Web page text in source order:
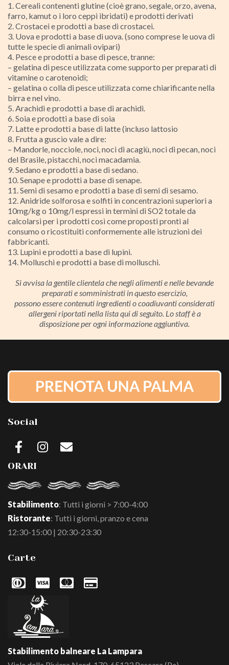
1. Cereali contenenti glutine (cioè grano, segale, orzo, avena,
farro, kamut o i loro ceppi ibridati) e prodotti derivati
2. Crostacei e prodotti a base di crostacei.
3. Uova e prodotti a base di uova. (sono comprese le uova di
tutte le specie di animali ovipari)
4. Pesce e prodotti a base di pesce, tranne:
– gelatina di pesce utilizzata come supporto per preparati di
vitamine o carotenoidi;
– gelatina o colla di pesce utilizzata come chiarificante nella
birra e nel vino.
5. Arachidi e prodotti a base di arachidi.
6. Soia e prodotti a base di soia
7. Latte e prodotti a base di latte (incluso lattosio
8. Frutta a guscio vale a dire:
– Mandorle, nocciole, noci, noci di acagiù, noci di pecan, noci
del Brasile, pistacchi, noci macadamia.
9. Sedano e prodotti a base di sedano.
10. Senape e prodotti a base di senape.
11. Semi di sesamo e prodotti a base di semi di sesamo.
12. Anidride solforosa e solfiti in concentrazioni superiori a
10mg/kg o 10mg/l espressi in termini di SO2 totale da
calcolarsi per i prodotti così come proposti pronti al
consumo o ricostituiti conformemente alle istruzioni dei
fabbricanti.
13. Lupini e prodotti a base di lupini.
14. Molluschi e prodotti a base di molluschi.
Si avvisa la gentile clientela che negli alimenti e nelle bevande
preparati e somministrati in questo esercizio,
possono essere contenuti ingredienti o coadiuvanti considerati
allergeni riportati nella lista qui di seguito. Lo staff è a
disposizione per ogni informazione aggiuntiva.
Social
ORARI
Stabilimento: Tutti i giorni > 7:00-4:00
Ristorante: Tutti i giorni, pranzo e cena
12:30-15:00 | 20:30-23:30
Carte
Stabilimento balneare La Lampara